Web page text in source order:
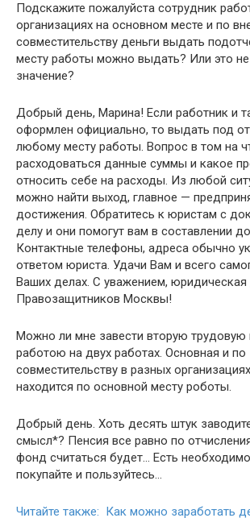
Подскажите пожалуйста сотрудник
организациях на основном месте и по
совместительству деньги выдать
месту работы можно выдать? Или это
значение?
Добрый день, Марина! Если работник и
оформлен официально, то выдать под
любому месту работы. Вопрос в том на
расходоваться данные суммы и какое
относить себе на расходы. Из любой
можно найти выход, главное —
достижения. Обратитесь к юристам с
делу и они помогут вам в составлении
Контактные телефоны, адреса обычно
ответом юриста. Удачи Вам и всего
Ваших делах. С уважением, юридическая
Правозащитников Москвы!
Можно ли мне завести вторую трудовую
работою на двух работах. Основная и по
совместительству в разных
находится по основной месту роботы.
Добрый день. Хоть десять штук
смысл*? Пенсия все равно по
фонд считаться будет… Есть
покупайте и пользуйтесь…
Читайте также: Как можно заработать